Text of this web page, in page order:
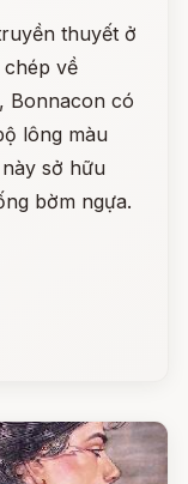
thuyết ở
về
Bonnacon có
lông màu
sở hữu
bờm ngựa.